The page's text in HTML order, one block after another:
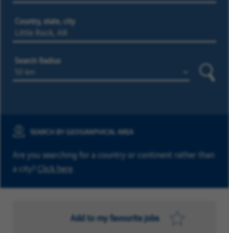
Country, state, city
Search Radius
SEARCH BY GEOGRAPHICAL AREA
Are you searching for a country or continent rather than
a city? Click here
Add to my favourite jobs